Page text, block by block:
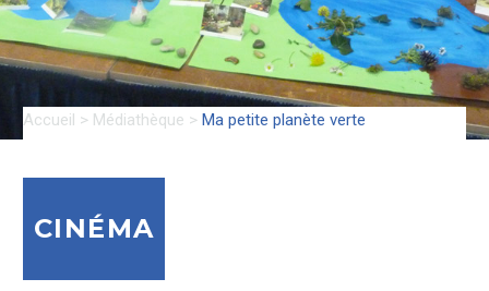
Accueil > Médiathèque > Ma petite planète verte
CINÉMA